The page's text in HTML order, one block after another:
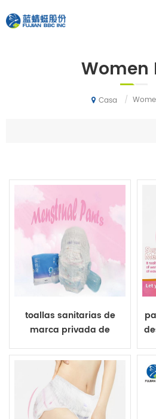
Women
Casa /
toallas sanitarias de
marca privada de
suaves desechables
para mujer